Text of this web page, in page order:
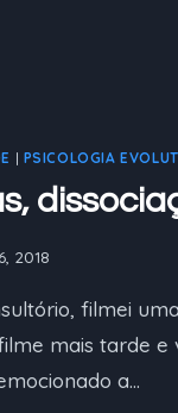
| PSICOLOGIA
2018
filmei
mais tarde e
a…